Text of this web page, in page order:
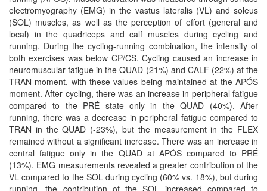
electromyography (EMG) in the vastus lateralis (VL) and soleus
(SOL) muscles, as well as the perception of effort (general and
local) in the quadriceps and calf muscles during cycling and
running. During the cycling-running combination, the intensity of
both exercises was below CP/CS. Cycling caused an increase in
neuromuscular fatigue in the QUAD (21%) and CALF (22%) at the
TRAN moment, with these values being maintained at the APÓS
moment. After cycling, there was an increase in peripheral fatigue
compared to the PRÉ state only in the QUAD (40%). After
running, there was a decrease in peripheral fatigue compared to
TRAN in the QUAD (-23%), but the measurement in the FLEX
remained without a significant increase. There was an increase in
central fatigue only in the QUAD at APÓS compared to PRÉ
(13%). EMG measurements revealed a greater contribution of the
VL compared to the SOL during cycling (60% vs. 18%), but during
running, the contribution of the SOL increased compared to